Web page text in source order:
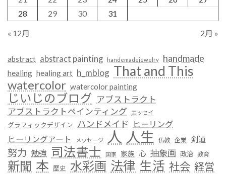
28
29 30 31
« 12月 2月 »
abstract abstract painting handemadejewelry handmade
healing healing art h_mblog That and This
watercolor watercolor painting
じいじのブログ アブストラクト
アブストラクトペインティング
エッセイ
グラフィックデザイン ハンドメイド ヒーリング
ヒーリングアート メッセージ 人 人生 仏教 企業 剣道
努力 勉強 司法書士 国家 家族 心 抽象画 政治 教育
新聞 本 歴史 水彩画 法律 生活 社会 経営